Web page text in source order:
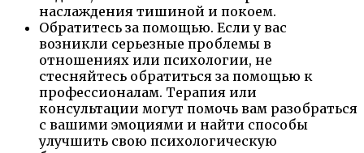
наслаждения тишиной и покоем.
Обратитесь за помощью. Если у вас
возникли серьезные проблемы в
отношениях или психологии, не
стесняйтесь обратиться за помощью к
профессионалам. Терапия или
консультации могут помочь вам разобраться
с вашими эмоциями и найти способы
улучшить свою психологическую